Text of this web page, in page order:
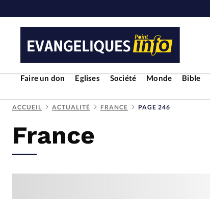
Faire un don Eglises Société Monde Bible
RUBRIQUES
Toute l'actualité
ACCUEIL ACTUALITÉ FRANCE PAGE 246
France